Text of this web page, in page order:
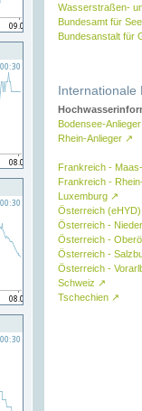
Wasserstraßen-
Bundesamt für
Bundesanstalt für
Internationale
Bodensee-Anlieger
Rhein-Anlieger ↗
Frankreich -
Frankreich -
Luxemburg ↗
Österreich (eHYD)
Österreich -
Österreich -
Österreich -
Österreich -
Schweiz ↗
Tschechien ↗